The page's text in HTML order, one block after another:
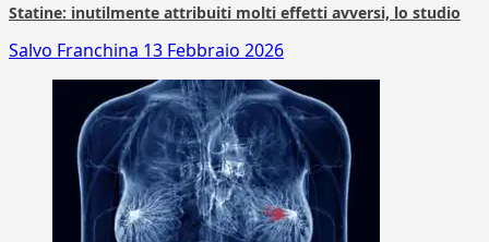
Statine: inutilmente attribuiti molti effetti avversi, lo studio
Salvo Franchina 13 Febbraio 2026